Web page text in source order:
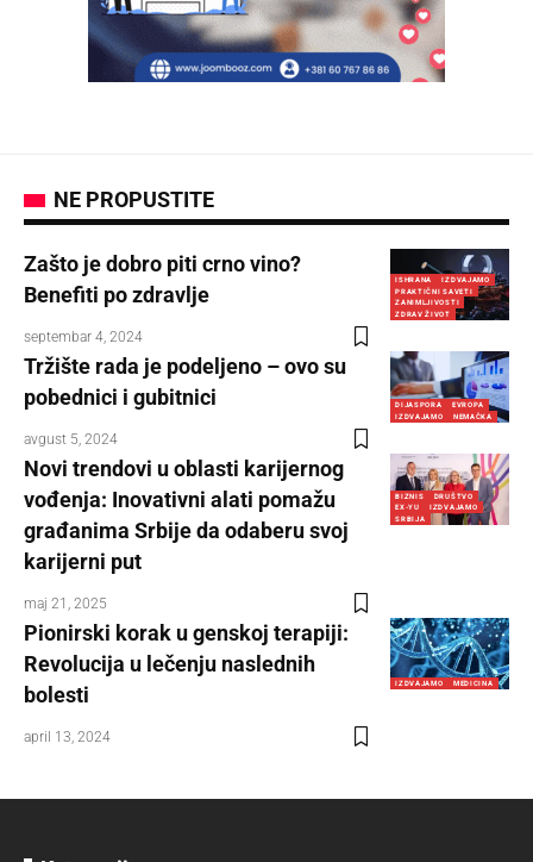
NE PROPUSTITE
ISHRANA
IZDVAJAMO
PRAKTIČNI SAVETI
ZANIMLJIVOSTI
ZDRAV ŽIVOT
Zašto je dobro piti crno vino?
Benefiti po zdravlje
septembar 4, 2024
DIJASPORA
EVROPA
IZDVAJAMO
NEMAČKA
Tržište rada je podeljeno – ovo su
pobednici i gubitnici
avgust 5, 2024
BIZNIS
DRUŠTVO
EX-YU
IZDVAJAMO
SRBIJA
Novi trendovi u oblasti karijernog
vođenja: Inovativni alati pomažu
građanima Srbije da odaberu svoj
karijerni put
maj 21, 2025
IZDVAJAMO MEDICINA
Pionirski korak u genskoj terapiji:
Revolucija u lečenju naslednih
bolesti
april 13, 2024